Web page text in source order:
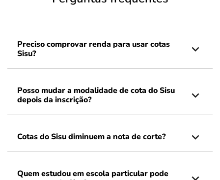
Preciso comprovar renda para usar cotas
Sisu?
Posso mudar a modalidade de cota do Sisu
depois da inscrição?
Cotas do Sisu diminuem a nota de corte?
Quem estudou em escola particular pode